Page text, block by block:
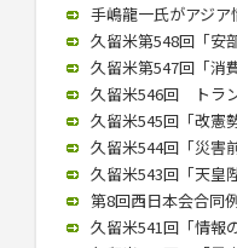
手嶋龍一氏がアジア
久留米第548回「安
久留米第547回「消
久留米546回 トラ
久留米545回「改憲
久留米544回「災害
久留米543回「天皇
第8回西日本会合同
久留米541回「情報